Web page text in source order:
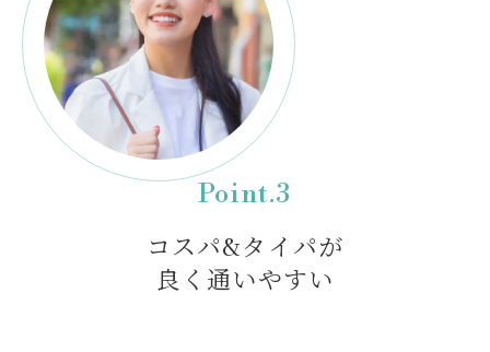
Point.3
コスパ&タイパが
良く通いやすい